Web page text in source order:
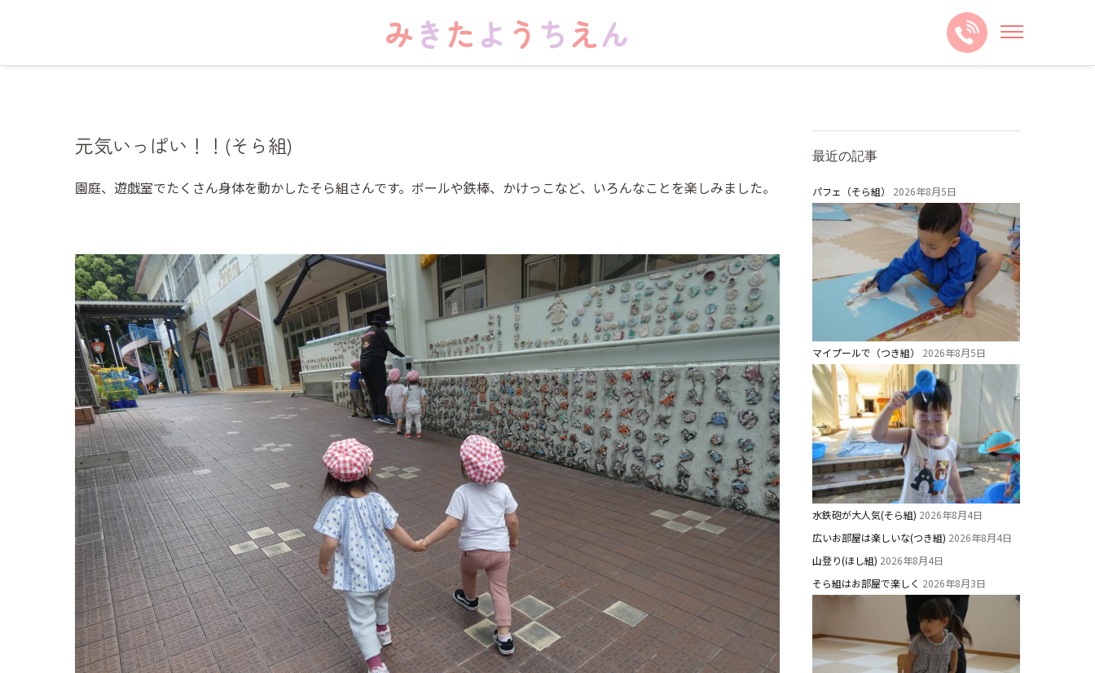
元気いっぱい！！(そら組)
園庭、遊戯室でたくさん身体を動かしたそら組さんです。ボールや鉄棒、かけっこなど、いろんなことを楽しみました。
最近の記事
パフェ（そら組） 2026年8月5日
マイプールで（つき組） 2026年8月5日
水鉄砲が大人気(そら組) 2026年8月4日
広いお部屋は楽しいな(つき組) 2026年8月4日
山登り(ほし組) 2026年8月4日
そら組はお部屋で楽しく 2026年8月3日